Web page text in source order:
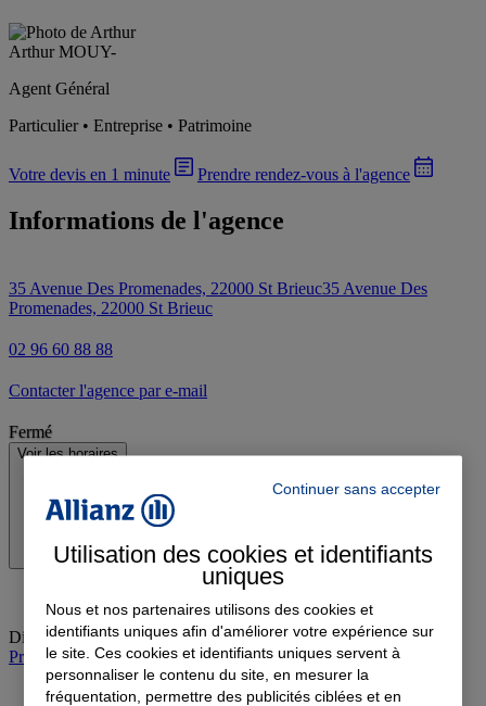
Arthur MOUY-
Agent Général
Particulier • Entreprise • Patrimoine
Votre devis en 1 minute Prendre rendez-vous à l'agence
Informations de l'agence
35 Avenue Des Promenades, 22000 St Brieuc35 Avenue Des
Promenades, 22000 St Brieuc
02 96 60 88 88
Contacter l'agence par e-mail
Fermé
Voir les horaires
Dimanche: Fermé
Prendre rendez-vous à l'agence
Continuer sans accepter
Utilisation des cookies et identifiants
uniques
Nous et nos partenaires utilisons des cookies et
identifiants uniques afin d'améliorer votre expérience sur
le site. Ces cookies et identifiants uniques servent à
personnaliser le contenu du site, en mesurer la
fréquentation, permettre des publicités ciblées et en